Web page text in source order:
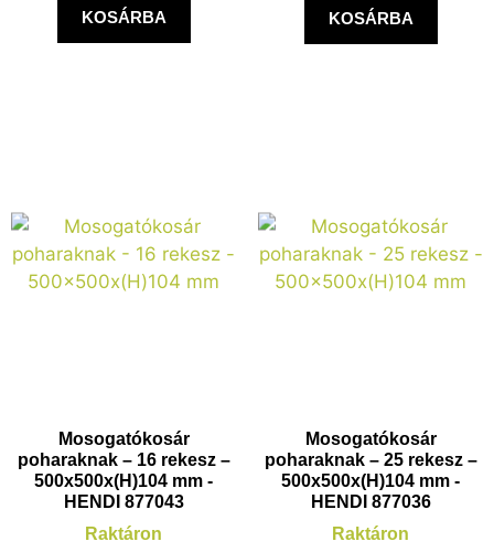
KOSÁRBA KOSÁRBA
Mosogatókosár
poharaknak – 16 rekesz –
500x500x(H)104 mm -
HENDI 877043
Raktáron
Mosogatókosár
poharaknak – 25 rekesz –
500x500x(H)104 mm -
HENDI 877036
Raktáron